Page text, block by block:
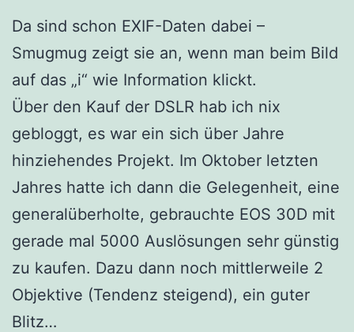
Da sind schon EXIF-Daten dabei –
Smugmug zeigt sie an, wenn man beim Bild
auf das „i“ wie Information klickt.
Über den Kauf der DSLR hab ich nix
gebloggt, es war ein sich über Jahre
hinziehendes Projekt. Im Oktober letzten
Jahres hatte ich dann die Gelegenheit, eine
generalüberholte, gebrauchte EOS 30D mit
gerade mal 5000 Auslösungen sehr günstig
zu kaufen. Dazu dann noch mittlerweile 2
Objektive (Tendenz steigend), ein guter
Blitz…